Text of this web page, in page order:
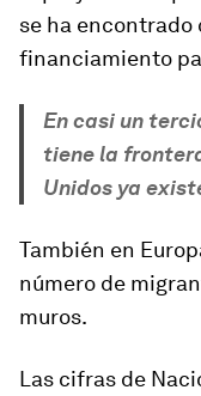
se ha encontrado
financiamiento
En casi un
tiene la
Unidos ya
También en
número de
muros.
Las cifras de